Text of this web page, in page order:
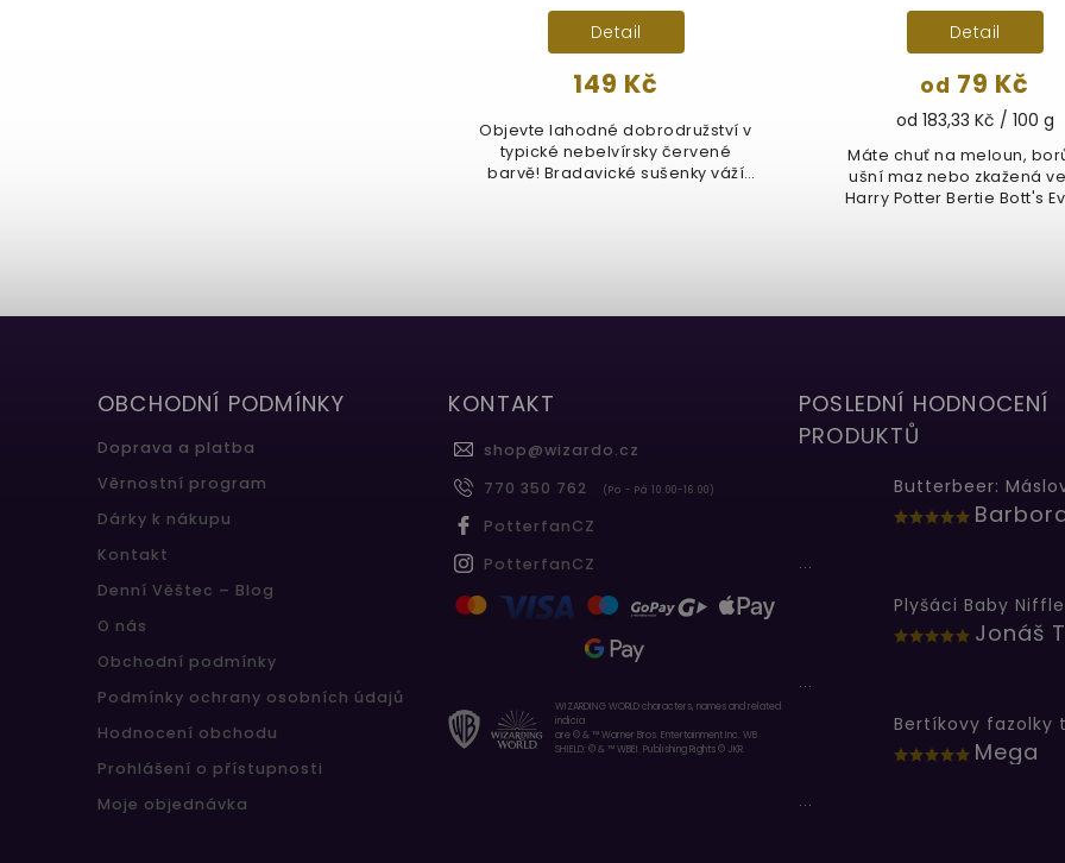
149 Kč
Detail
Objevte lahodné dobrodružství v
typické nebelvírsky červené
barvě! Bradavické sušenky váží
od 79 Kč
od 183,33 Kč / 100 g
Detail
Máte chuť na meloun,
ušní maz nebo zkažená
Harry Potter Bertie Bott's
OBCHODNÍ PODMÍNKY
Doprava a platba
Věrnostní program
Dárky k nákupu
Kontakt
Denní Věštec – Blog
O nás
Obchodní podmínky
Podmínky ochrany osobních údajů
Hodnocení obchodu
Prohlášení o přístupnosti
Moje objednávka
KONTAKT
shop@wizardo.cz
770 350 762
(Po - Pá 10.00-16.00)
PotterfanCZ
PotterfanCZ
WIZARDING WORLD characters, names and related
indicia
are © & ™ Warner Bros. Entertainment Inc. WB
SHIELD: © & ™ WBEI. Publishing Rights © JKR.
POSLEDNÍ HODNOCENÍ
PRODUKTŮ
...
Plyšáci Baby
Jonáš
...
Mega
...